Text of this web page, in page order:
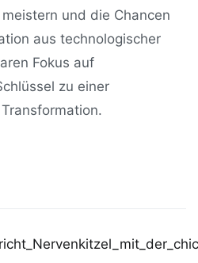
und die Chancen
aus technologischer
Fokus auf
zu einer